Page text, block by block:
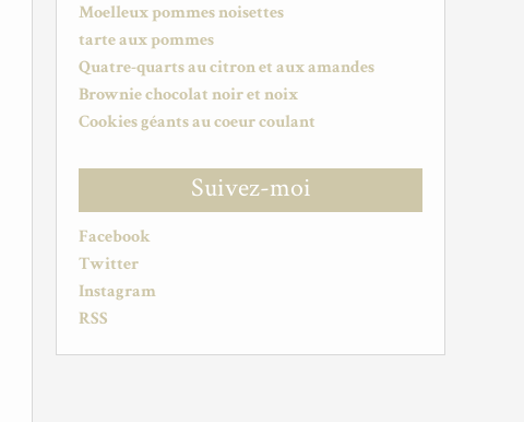
Moelleux pommes noisettes
tarte aux pommes
Quatre-quarts au citron et aux amandes
Brownie chocolat noir et noix
Cookies géants au coeur coulant
Suivez-moi
Facebook
Twitter
Instagram
RSS